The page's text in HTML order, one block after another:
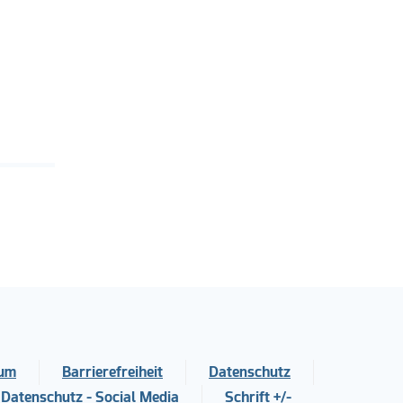
Barrierefreiheit
Datenschutz
Datenschutz - Social Media
Schrift +/-